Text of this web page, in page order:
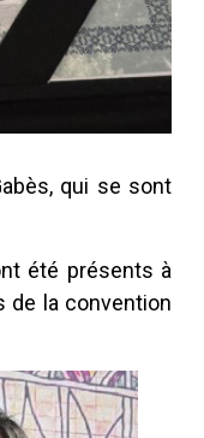
qui se sont
été présents à
de la convention